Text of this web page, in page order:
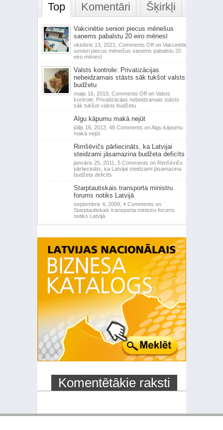
Top Komentāri Šķirkļi
Vakcinētie seniori piecus mēnešus
saņems pabalstu 20 eiro mēnesī
oktobris 13, 2021, Comments Offon Vakcinētie
seniori piecus mēnešus saņems pabalstu 20
eiro mēnesī
Valsts kontrole: Privatizācijas
nebeidzamais stāsts sāk tukšot valsts
budžetu
maijs 16, 2019, Comments Offon Valsts
kontrole: Privatizācijas nebeidzamais stāsts
sāk tukšot valsts budžetu
Algu kāpumu makā nejūt
jūlijs 16, 2013, 48 Comments on Algu kāpumu
makā nejūt
Rimšēvičs pārliecināts, ka Latvijai
steidzami jāsamazina budžeta deficīts
janvāris 25, 2011, 5 Comments on Rimšēvičs
pārliecināts, ka Latvijai steidzami jāsamazina
budžeta deficīts
Starptautiskais transporta ministru
forums notiks Latvijā
septembris 4, 2009, 4 Comments on
Starptautiskais transporta ministru forums
notiks Latvijā
Komentētākie raksti